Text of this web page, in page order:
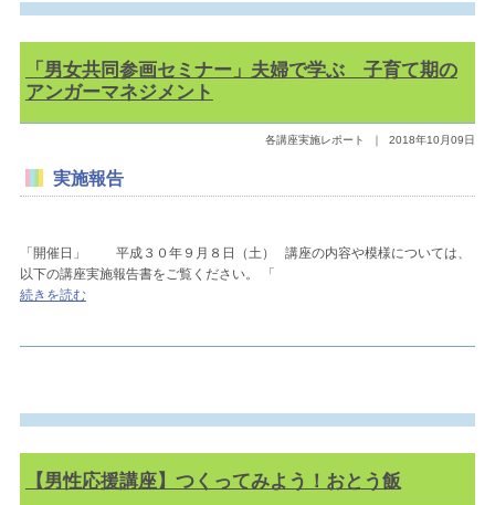
「男女共同参画セミナー」夫婦で学ぶ 子育て期の
アンガーマネジメント
各講座実施レポート ｜ 2018年10月09日
実施報告
「開催日」 平成３０年９月８日（土） 講座の内容や模様については、
以下の講座実施報告書をご覧ください。 「
続きを読む
【男性応援講座】つくってみよう！おとう飯